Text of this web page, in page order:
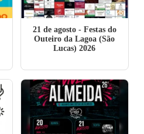
21 de agosto- Festas do
Outeiro da Lagoa (São
Lucas) 2026